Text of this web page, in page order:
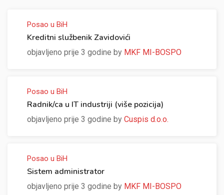
Posao u BiH
Kreditni službenik Zavidovići
objavljeno prije 3 godine by MKF MI-BOSPO
Posao u BiH
Radnik/ca u IT industriji (više pozicija)
objavljeno prije 3 godine by Cuspis d.o.o.
Posao u BiH
Sistem administrator
objavljeno prije 3 godine by MKF MI-BOSPO